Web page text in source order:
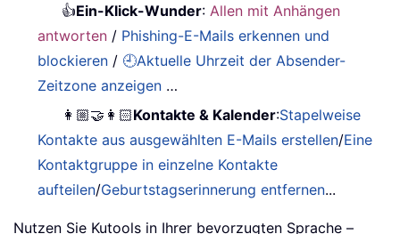
👍Ein-Klick-Wunder: Allen mit Anhängen
antworten / Phishing-E-Mails erkennen und
blockieren / 🕘Aktuelle Uhrzeit der Absender-
Zeitzone anzeigen …
👩🏼‍🤝‍👩🏻Kontakte & Kalender:Stapelweise
Kontakte aus ausgewählten E-Mails erstellen/Eine
Kontaktgruppe in einzelne Kontakte
aufteilen/Geburtstagserinnerung entfernen...
Nutzen Sie Kutools in Ihrer bevorzugten Sprache –